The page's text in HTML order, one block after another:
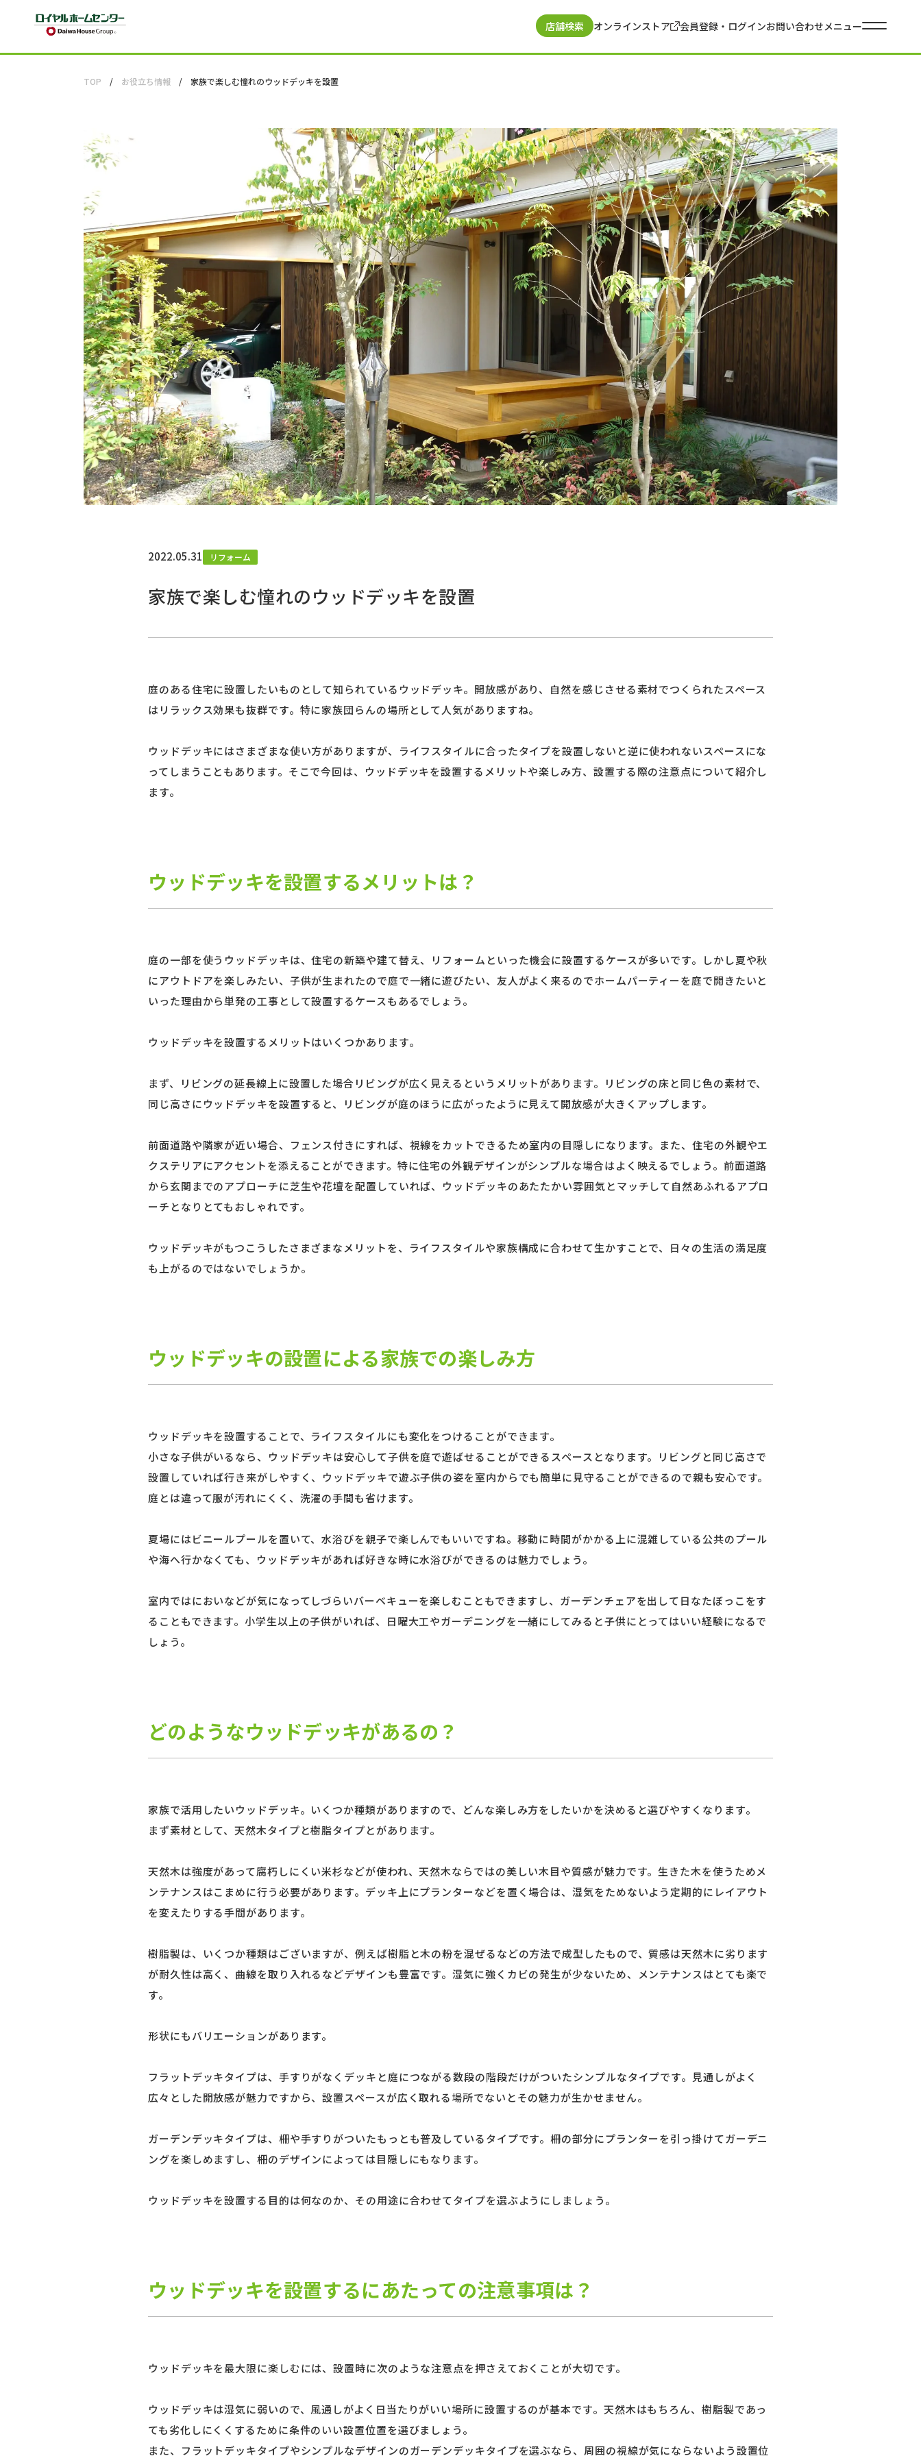
店舗検索 オンラインストア 会員登録・ログインお問い合わせメニュー
TOP お役立ち情報 家族で楽しむ憧れのウッドデッキを設置
2022.05.31 リフォーム
家族で楽しむ憧れのウッドデッキを設置
庭のある住宅に設置したいものとして知られているウッドデッキ。開放感があり、自然を感じさせる素材でつくられたスペース
はリラックス効果も抜群です。特に家族団らんの場所として人気がありますね。
ウッドデッキにはさまざまな使い方がありますが、ライフスタイルに合ったタイプを設置しないと逆に使われないスペースにな
ってしまうこともあります。そこで今回は、ウッドデッキを設置するメリットや楽しみ方、設置する際の注意点について紹介し
ます。
ウッドデッキを設置するメリットは？
庭の一部を使うウッドデッキは、住宅の新築や建て替え、リフォームといった機会に設置するケースが多いです。しかし夏や秋
にアウトドアを楽しみたい、子供が生まれたので庭で一緒に遊びたい、友人がよく来るのでホームパーティーを庭で開きたいと
いった理由から単発の工事として設置するケースもあるでしょう。
ウッドデッキを設置するメリットはいくつかあります。
まず、リビングの延長線上に設置した場合リビングが広く見えるというメリットがあります。リビングの床と同じ色の素材で、
同じ高さにウッドデッキを設置すると、リビングが庭のほうに広がったように見えて開放感が大きくアップします。
前面道路や隣家が近い場合、フェンス付きにすれば、視線をカットできるため室内の目隠しになります。また、住宅の外観やエ
クステリアにアクセントを添えることができます。特に住宅の外観デザインがシンプルな場合はよく映えるでしょう。前面道路
から玄関までのアプローチに芝生や花壇を配置していれば、ウッドデッキのあたたかい雰囲気とマッチして自然あふれるアプロ
ーチとなりとてもおしゃれです。
ウッドデッキがもつこうしたさまざまなメリットを、ライフスタイルや家族構成に合わせて生かすことで、日々の生活の満足度
も上がるのではないでしょうか。
ウッドデッキの設置による家族での楽しみ方
ウッドデッキを設置することで、ライフスタイルにも変化をつけることができます。
小さな子供がいるなら、ウッドデッキは安心して子供を庭で遊ばせることができるスペースとなります。リビングと同じ高さで
設置していれば行き来がしやすく、ウッドデッキで遊ぶ子供の姿を室内からでも簡単に見守ることができるので親も安心です。
庭とは違って服が汚れにくく、洗濯の手間も省けます。
夏場にはビニールプールを置いて、水浴びを親子で楽しんでもいいですね。移動に時間がかかる上に混雑している公共のプール
や海へ行かなくても、ウッドデッキがあれば好きな時に水浴びができるのは魅力でしょう。
室内ではにおいなどが気になってしづらいバーベキューを楽しむこともできますし、ガーデンチェアを出して日なたぼっこをす
ることもできます。小学生以上の子供がいれば、日曜大工やガーデニングを一緒にしてみると子供にとってはいい経験になるで
しょう。
どのようなウッドデッキがあるの？
家族で活用したいウッドデッキ。いくつか種類がありますので、どんな楽しみ方をしたいかを決めると選びやすくなります。
まず素材として、天然木タイプと樹脂タイプとがあります。
天然木は強度があって腐朽しにくい米杉などが使われ、天然木ならではの美しい木目や質感が魅力です。生きた木を使うためメ
ンテナンスはこまめに行う必要があります。デッキ上にプランターなどを置く場合は、湿気をためないよう定期的にレイアウト
を変えたりする手間があります。
樹脂製は、いくつか種類はございますが、例えば樹脂と木の粉を混ぜるなどの方法で成型したもので、質感は天然木に劣ります
が耐久性は高く、曲線を取り入れるなどデザインも豊富です。湿気に強くカビの発生が少ないため、メンテナンスはとても楽で
す。
形状にもバリエーションがあります。
フラットデッキタイプは、手すりがなくデッキと庭につながる数段の階段だけがついたシンプルなタイプです。見通しがよく
広々とした開放感が魅力ですから、設置スペースが広く取れる場所でないとその魅力が生かせません。
ガーデンデッキタイプは、柵や手すりがついたもっとも普及しているタイプです。柵の部分にプランターを引っ掛けてガーデニ
ングを楽しめますし、柵のデザインによっては目隠しにもなります。
ウッドデッキを設置する目的は何なのか、その用途に合わせてタイプを選ぶようにしましょう。
ウッドデッキを設置するにあたっての注意事項は？
ウッドデッキを最大限に楽しむには、設置時に次のような注意点を押さえておくことが大切です。
ウッドデッキは湿気に弱いので、風通しがよく日当たりがいい場所に設置するのが基本です。天然木はもちろん、樹脂製であっ
ても劣化しにくくするために条件のいい設置位置を選びましょう。
また、フラットデッキタイプやシンプルなデザインのガーデンデッキタイプを選ぶなら、周囲の視線が気にならないよう設置位